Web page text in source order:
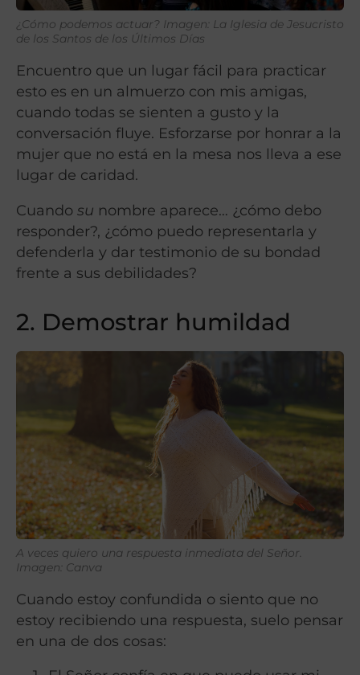
¿Cómo podemos actuar? Imagen: La Iglesia de Jesucristo
de los Santos de los Últimos Días
Encuentro que un lugar fácil para practicar
esto es en un almuerzo con mis amigas,
cuando todas se sienten a gusto y la
conversación fluye. Esforzarse por honrar a la
mujer que no está en la mesa nos lleva a ese
lugar de caridad.
Cuando su nombre aparece… ¿cómo debo
responder?, ¿cómo puedo representarla y
defenderla y dar testimonio de su bondad
frente a sus debilidades?
2. Demostrar humildad
A veces quiero una respuesta inmediata del Señor.
Imagen: Canva
Cuando estoy confundida o siento que no
estoy recibiendo una respuesta, suelo pensar
en una de dos cosas: